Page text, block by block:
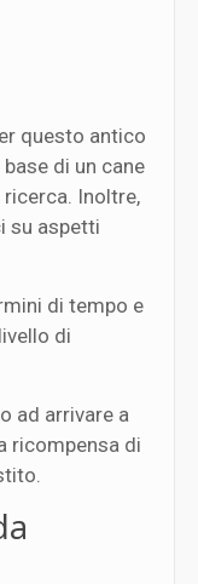
questo antico
di un cane
Inoltre,
su aspetti
di tempo e
di
ad arrivare a
ricompensa di